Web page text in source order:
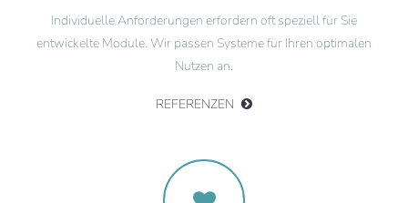
Individuelle Anforderungen erfordern oft speziell für Sie
entwickelte Module. Wir passen Systeme für Ihren optimalen
Nutzen an.
REFERENZEN